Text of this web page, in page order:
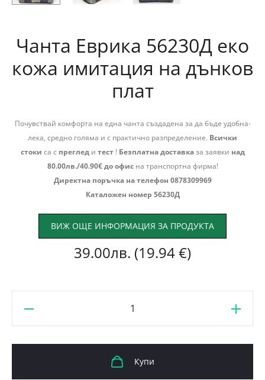
Чанта Еврика 56230Д еко
кожа имитация на дънков
плат
Почувствай комфорта на една чанта създадена за да бъде удобна-
лека, средно голяма и с практично разпределение. Всички
стоки са с прегледи тест ! Безплатна доставказа заявки над
80.00лв./40.90€ до офисна транспортна фирма!
Директна поръчка на телефон 0878309969
Каталожен номер 56230Д
ВИЖ ОЩЕ ИНФОРМАЦИЯ ЗА ПРОДУКТА
39.00лв. (19.94 €)
Купи